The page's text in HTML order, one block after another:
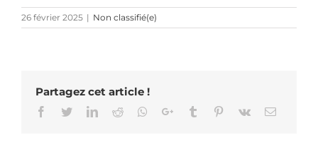
26 février 2025 | Non classifié(e)
Partagez cet article !
Facebook
TwitterLinkedIn
Reddit Whatsapp
Google+Tumblr Pinterest
Vk Email